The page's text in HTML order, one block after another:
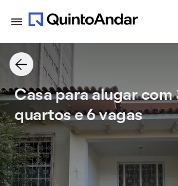
Casa para alugar com
quartos e 6 vagas